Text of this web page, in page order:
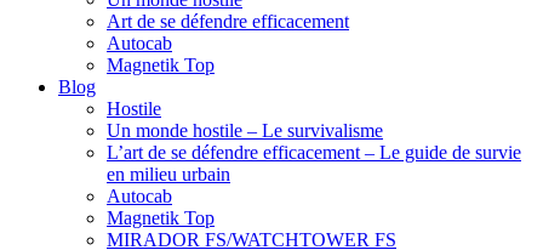
Art de se défendre efficacement
Autocab
Magnetik Top
Blog
Hostile
Un monde hostile – Le survivalisme
L’art de se défendre efficacement – Le guide de survie
en milieu urbain
Autocab
Magnetik Top
MIRADOR FS/WATCHTOWER FS